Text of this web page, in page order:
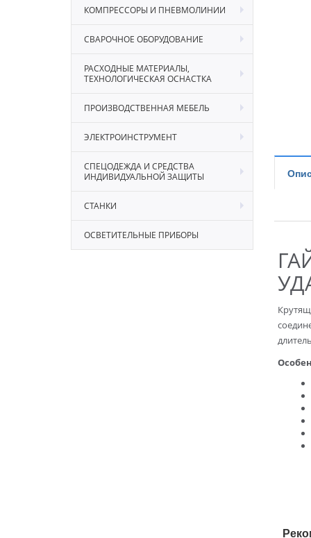
КОМПРЕССОРЫ И ПНЕВМОЛИНИИ
СВАРОЧНОЕ ОБОРУДОВАНИЕ
РАСХОДНЫЕ МАТЕРИАЛЫ,
ТЕХНОЛОГИЧЕСКАЯ ОСНАСТКА
ПРОИЗВОДСТВЕННАЯ МЕБЕЛЬ
ЭЛЕКТРОИНСТРУМЕНТ
СПЕЦОДЕЖДА И СРЕДСТВА
ИНДИВИДУАЛЬНОЙ ЗАЩИТЫ
СТАНКИ
ОСВЕТИТЕЛЬНЫЕ ПРИБОРЫ